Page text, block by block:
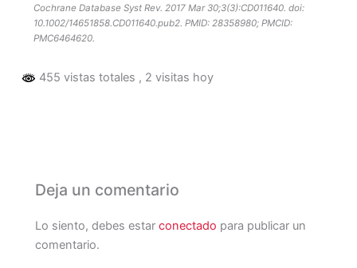
Cochrane Database Syst Rev. 2017 Mar 30;3(3):CD011640. doi:
10.1002/14651858.CD011640.pub2. PMID: 28358980; PMCID:
PMC6464620.
455 vistas totales , 2 visitas hoy
Deja un comentario
Lo siento, debes estarconectado para publicar un
comentario.